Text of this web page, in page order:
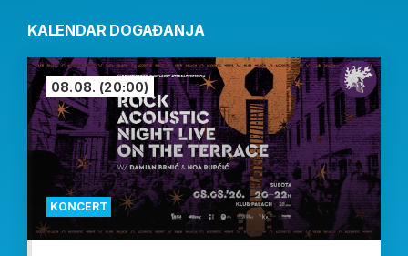
KALENDAR DOGAĐANJA
KONCERT
08.08. (20:00)